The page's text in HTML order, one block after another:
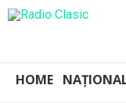
HOME